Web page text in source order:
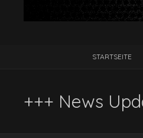
STARTSEITE
+++ News